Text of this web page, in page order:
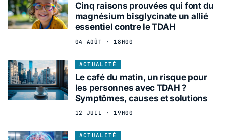
Cinq raisons prouvées qui font du
magnésium bisglycinate un allié
essentiel contre le TDAH
04 AOÛT · 18H00
ACTUALITÉ
Le café du matin, un risque pour
les personnes avec TDAH ?
Symptômes, causes et solutions
12 JUIL · 19H00
ACTUALITÉ